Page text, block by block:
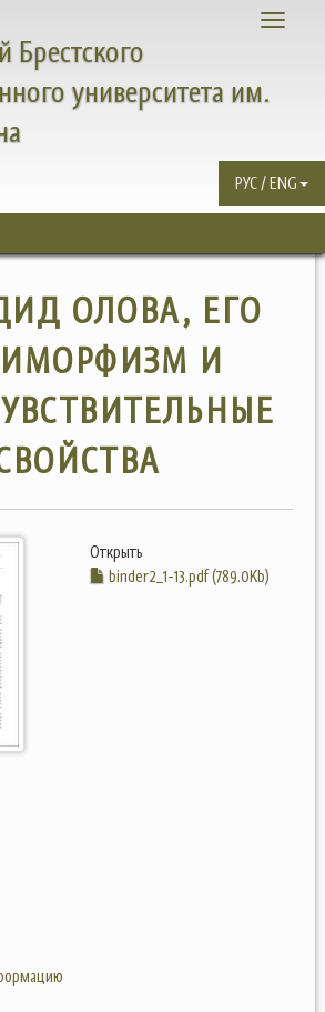
Toggle
Брестского
университета им.
РУС / ENG
ОЛОВА, ЕГО
И
Открыть
binder2_1-13.pdf (789.0Kb)